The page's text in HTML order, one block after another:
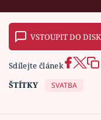
VSTOUPIT DO
Sdílejte článek
ŠTÍTKY
SVATBA